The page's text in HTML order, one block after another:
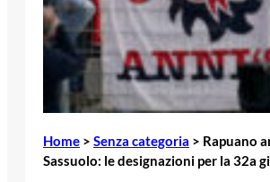
Home > Senza categoria > Rapuano
Sassuolo: le designazioni per la 32a